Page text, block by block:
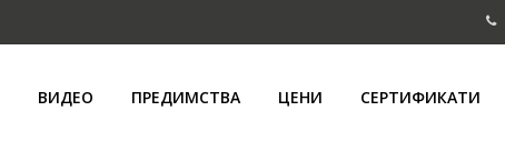
ВИДЕО ПРЕДИМСТВА ЦЕНИ СЕРТИФИКАТИ